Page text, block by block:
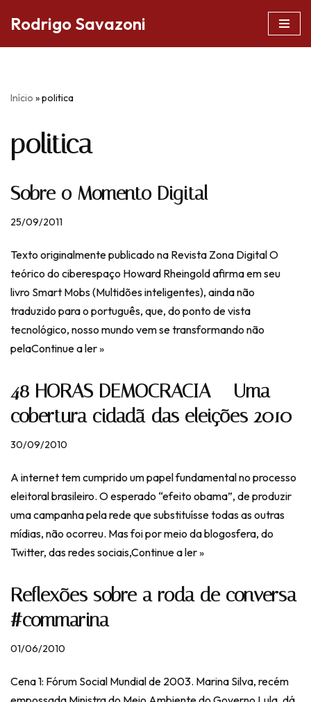
conteúdo
Rodrigo Savazoni
Início »politica
politica
Sobre o Momento Digital
25/09/2011
Texto originalmente publicado na Revista Zona Digital O
teórico do ciberespaço Howard Rheingold afirma em seu
livro Smart Mobs (Multidões inteligentes), ainda não
traduzido para o português, que, do ponto de vista
tecnológico, nosso mundo vem se transformando não
pelaContinue a ler »
48 HORAS DEMOCRACIA – Uma
cobertura cidadã das eleições 2010
30/09/2010
A internet tem cumprido um papel fundamental no processo
eleitoral brasileiro. O esperado “efeito obama”, de produzir
uma campanha pela rede que substituísse todas as outras
mídias, não ocorreu. Mas foi por meio da blogosfera, do
Twitter, das redes sociais,Continue a ler »
Reflexões sobre a roda de conversa
#commarina
01/06/2010
Cena 1: Fórum Social Mundial de 2003. Marina Silva, recém